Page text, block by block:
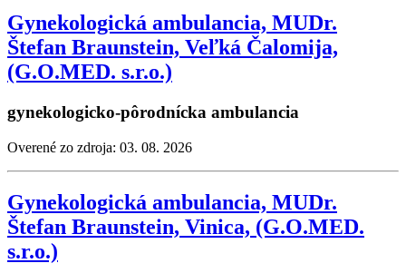
Gynekologická ambulancia, MUDr.
Štefan Braunstein, Veľká Čalomija,
(G.O.MED. s.r.o.)
gynekologicko-pôrodnícka ambulancia
Overené zo zdroja: 03. 08. 2026
Gynekologická ambulancia, MUDr.
Štefan Braunstein, Vinica, (G.O.MED.
s.r.o.)